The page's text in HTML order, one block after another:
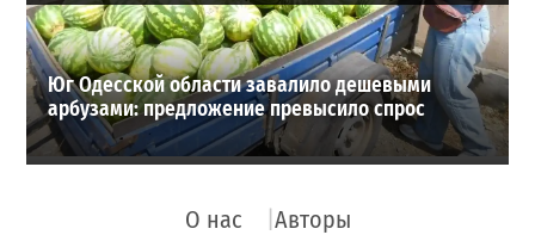
Юг Одесской области завалило дешевыми
арбузами: предложение превысило спрос
О нас Авторы